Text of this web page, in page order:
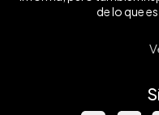
de lo que